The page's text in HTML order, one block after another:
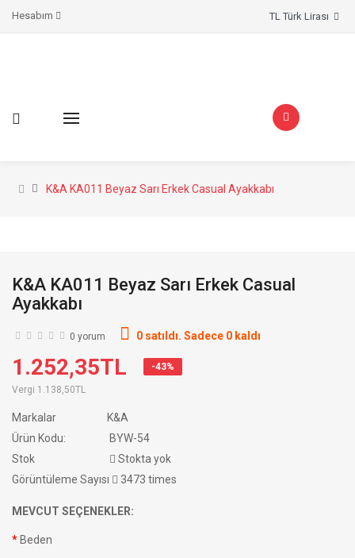
Hesabım
K&A KA011 Beyaz Sarı Erkek Casual Ayakkabı
K&A KA011 Beyaz Sarı Erkek Casual
Ayakkabı
0 yorum 0 satıldı. Sadece 0 kaldı
1.252,35TL -43%
Vergi 1.138,50TL
Markalar
K&A
Ürün Kodu:
BYW-54
Stok
Stokta yok
Görüntüleme Sayısı
3473 times
MEVCUT SEÇENEKLER:
Beden